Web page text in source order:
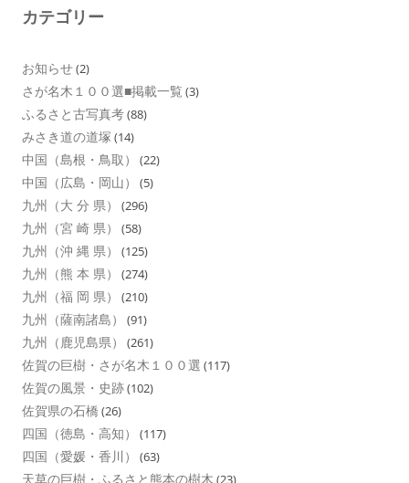
カテゴリー
お知らせ(2)
さが名木１００選■掲載一覧 (3)
ふるさと古写真考(88)
みさき道の道塚 (14)
中国（島根・鳥取） (22)
中国（広島・岡山） (5)
九州（大 分 県） (296)
九州（宮 崎 県） (58)
九州（沖 縄 県） (125)
九州（熊 本 県） (274)
九州（福 岡 県） (210)
九州（薩南諸島） (91)
九州（鹿児島県） (261)
佐賀の巨樹・さが名木１００選 (117)
佐賀の風景・史跡(102)
佐賀県の石橋 (26)
四国（徳島・高知） (117)
四国（愛媛・香川） (63)
天草の巨樹・ふるさと熊本の樹木 (23)